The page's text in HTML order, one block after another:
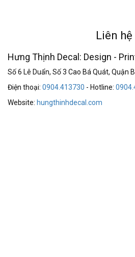
Liên hệ
Hưng Thịnh Decal: Design -
Số 6 Lê Duẩn, Số 3 Cao Bá Quát, Quận
Điện thoại: 0904.413730 - Hotline:
Website: hungthinhdecal.com